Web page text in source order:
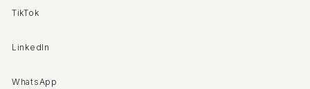
TikTok
LinkedIn
WhatsApp